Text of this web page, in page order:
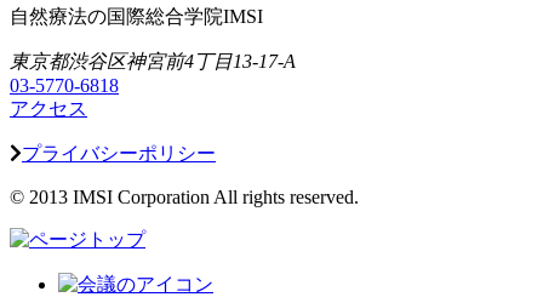
自然療法の国際総合学院IMSI
東京都渋谷区神宮前4丁目13-17-A
03-5770-6818
アクセス
プライバシーポリシー
© 2013 IMSI Corporation All rights reserved.